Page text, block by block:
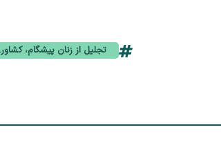
تجلیل از زنان پیشگام،